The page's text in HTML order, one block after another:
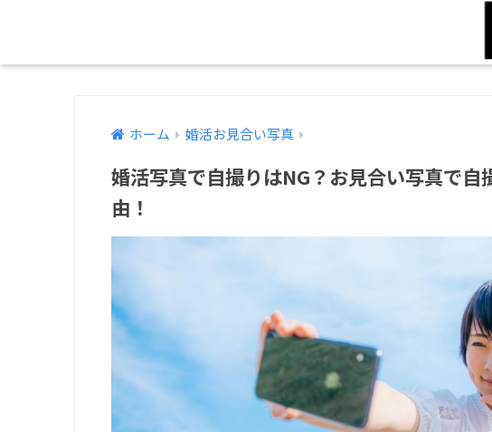
ホーム 婚活お見合い写真
婚活写真で自撮りはNG？お見合い写真で
由！